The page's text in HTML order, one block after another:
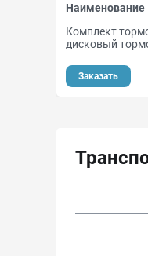
Наименование
Комплект
дисковый
Заказать